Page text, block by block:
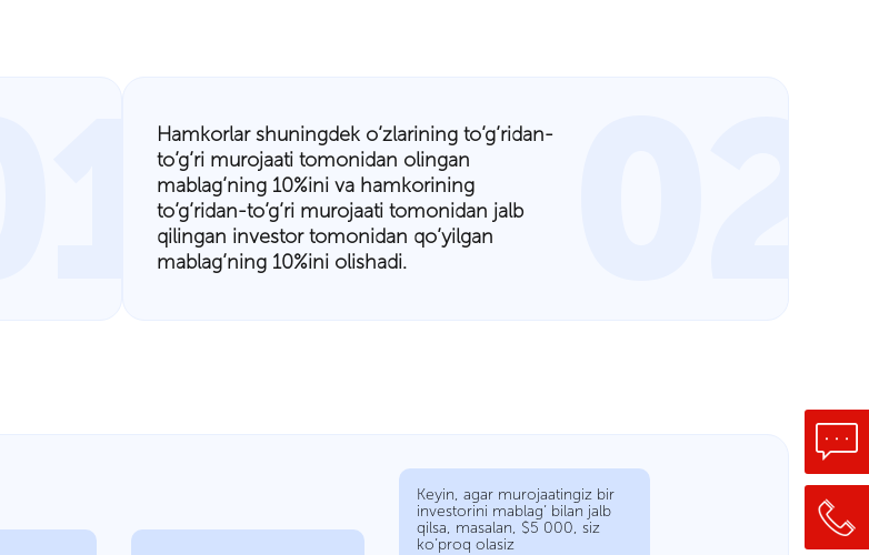
Hamkorlar shuningdek o’zlarining to’g’ridan-
to’g’ri murojaati tomonidan olingan
mablag’ning 10%ini va hamkorining
to’g’ridan-to’g’ri murojaati tomonidan jalb
qilingan investor tomonidan qo’yilgan
mablag’ning 10%ini olishadi.
Keyin, agar murojaatingiz bir
investorini mablag’ bilan jalb
qilsa, masalan, $5 000, siz
ko’proq olasiz